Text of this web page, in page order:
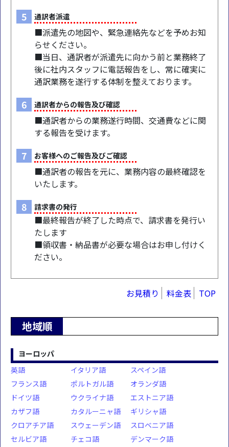
5 通訳者派遣
■派遣先の地図や、緊急連絡先などを予めお知
らせください。
■当日、通訳者が派遣先に向かう前と業務終了
後に社内スタッフに電話報告をし、常に確実に
通訳業務を遂行する体制を整えております。
6 通訳者からの報告及び確認
■通訳者からの業務遂行時間、交通費などに関
する報告を受けます。
7 お客様へのご報告及びご確認
■通訳者の報告を元に、業務内容の最終確認を
いたします。
8 請求書の発行
■最終報告が終了した時点で、請求書を発行い
たします
■領収書・納品書が必要な場合はお申し付けく
ださい。
お見積り 料金表 TOP
地域順
ヨーロッパ
英語
イタリア語
スペイン語
フランス語
ポルトガル語
オランダ語
ドイツ語
ウクライナ語
エストニア語
カザフ語
カタルーニャ語
ギリシャ語
クロアチア語
スウェーデン語
スロベニア語
セルビア語
チェコ語
デンマーク語